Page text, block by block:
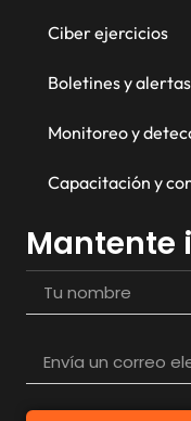
Ciber ejercicios
Boletines y alertas
Monitoreo y
Capacitación y
Mantente